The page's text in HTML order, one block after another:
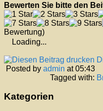
Bewerten Sie bitte den
Bewertung)
Loading...
Posted by admin at 05:43
Tagged with:
Kategorien